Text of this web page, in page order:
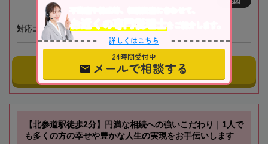
対応エリア 東京
事務所にメールする
【北参道駅徒歩2分】円満な相続への強いこだわり｜1人で
も多くの方の幸せや豊かな人生の実現をお手伝いします
不動産や株式等、相続資産に合わせて、
お近くの専門税理士
をご紹介します。
詳しくはこちら
24時間受付中
メールで相談する